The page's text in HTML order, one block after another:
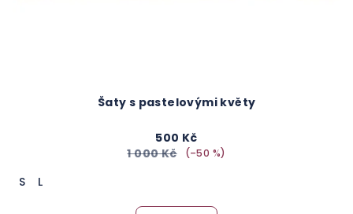
Šaty s pastelovými květy
500 Kč
1 000 Kč
(–50 %)
S L